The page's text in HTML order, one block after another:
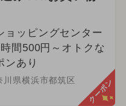
ョッピングセンター
間500円～オトクな
ンあり
川県横浜市都筑区 クーポン